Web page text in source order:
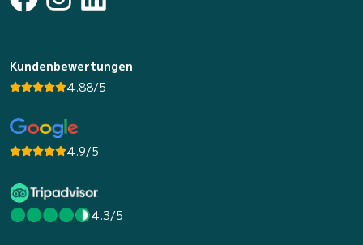
Kundenbewertungen
4.88/5
4.9/5
4.3/5